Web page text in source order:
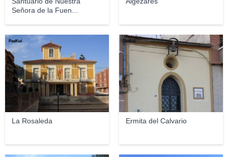
Señora de la Fuen...
La Rosaleda
PasKui
Ermita del Calvario
PasKui